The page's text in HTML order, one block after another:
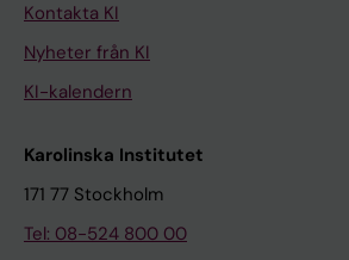
Kontakta KI
Nyheter från KI
KI-kalendern
Karolinska Institutet
171 77 Stockholm
Tel: 08-524 800 00